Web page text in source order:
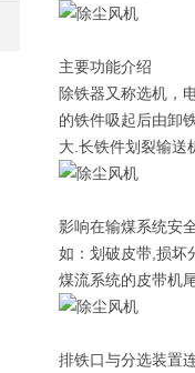
主要功能介绍
除铁器又称选机，
的铁件吸起后由卸
大.长铁件划裂输送
影响在输煤系统安
如：划破皮带,损坏
煤流系统的皮带机
排铁口与分选装置